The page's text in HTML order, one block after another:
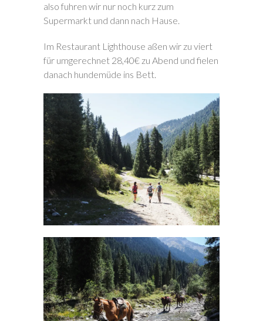
also fuhren wir nur noch kurz zum
Supermarkt und dann nach Hause.
Im Restaurant Lighthouse aßen wir zu viert
für umgerechnet 28,40€ zu Abend und fielen
danach hundemüde ins Bett.